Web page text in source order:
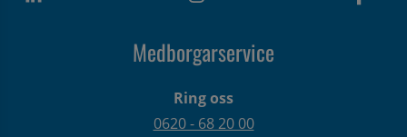
Medborgarservice
Ring oss
0620 - 68 20 00